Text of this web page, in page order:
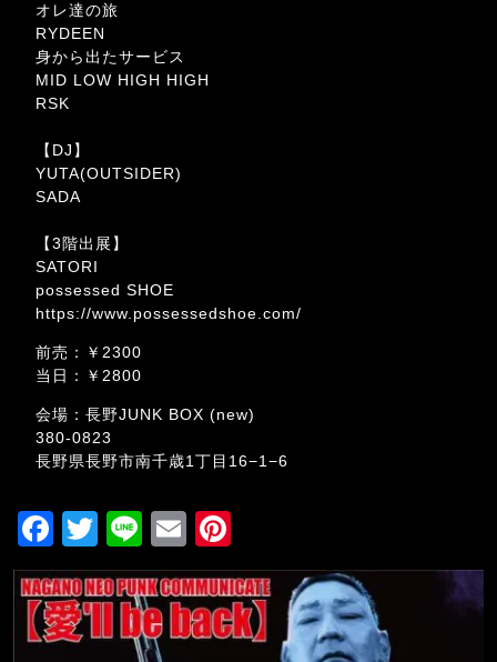
オレ達の旅
RYDEEN
身から出たサービス
MID LOW HIGH HIGH
RSK
【DJ】
YUTA(OUTSIDER)
SADA
【3階出展】
SATORI
possessed SHOE
https://www.possessedshoe.com/
前売：￥2300
当日：￥2800
会場：長野JUNK BOX (new)
380-0823
長野県長野市南千歳1丁目16−1−6
F
a
c
e
T
wi
tt
er
Li
n
e
E
m
ai
l
nt
er
e